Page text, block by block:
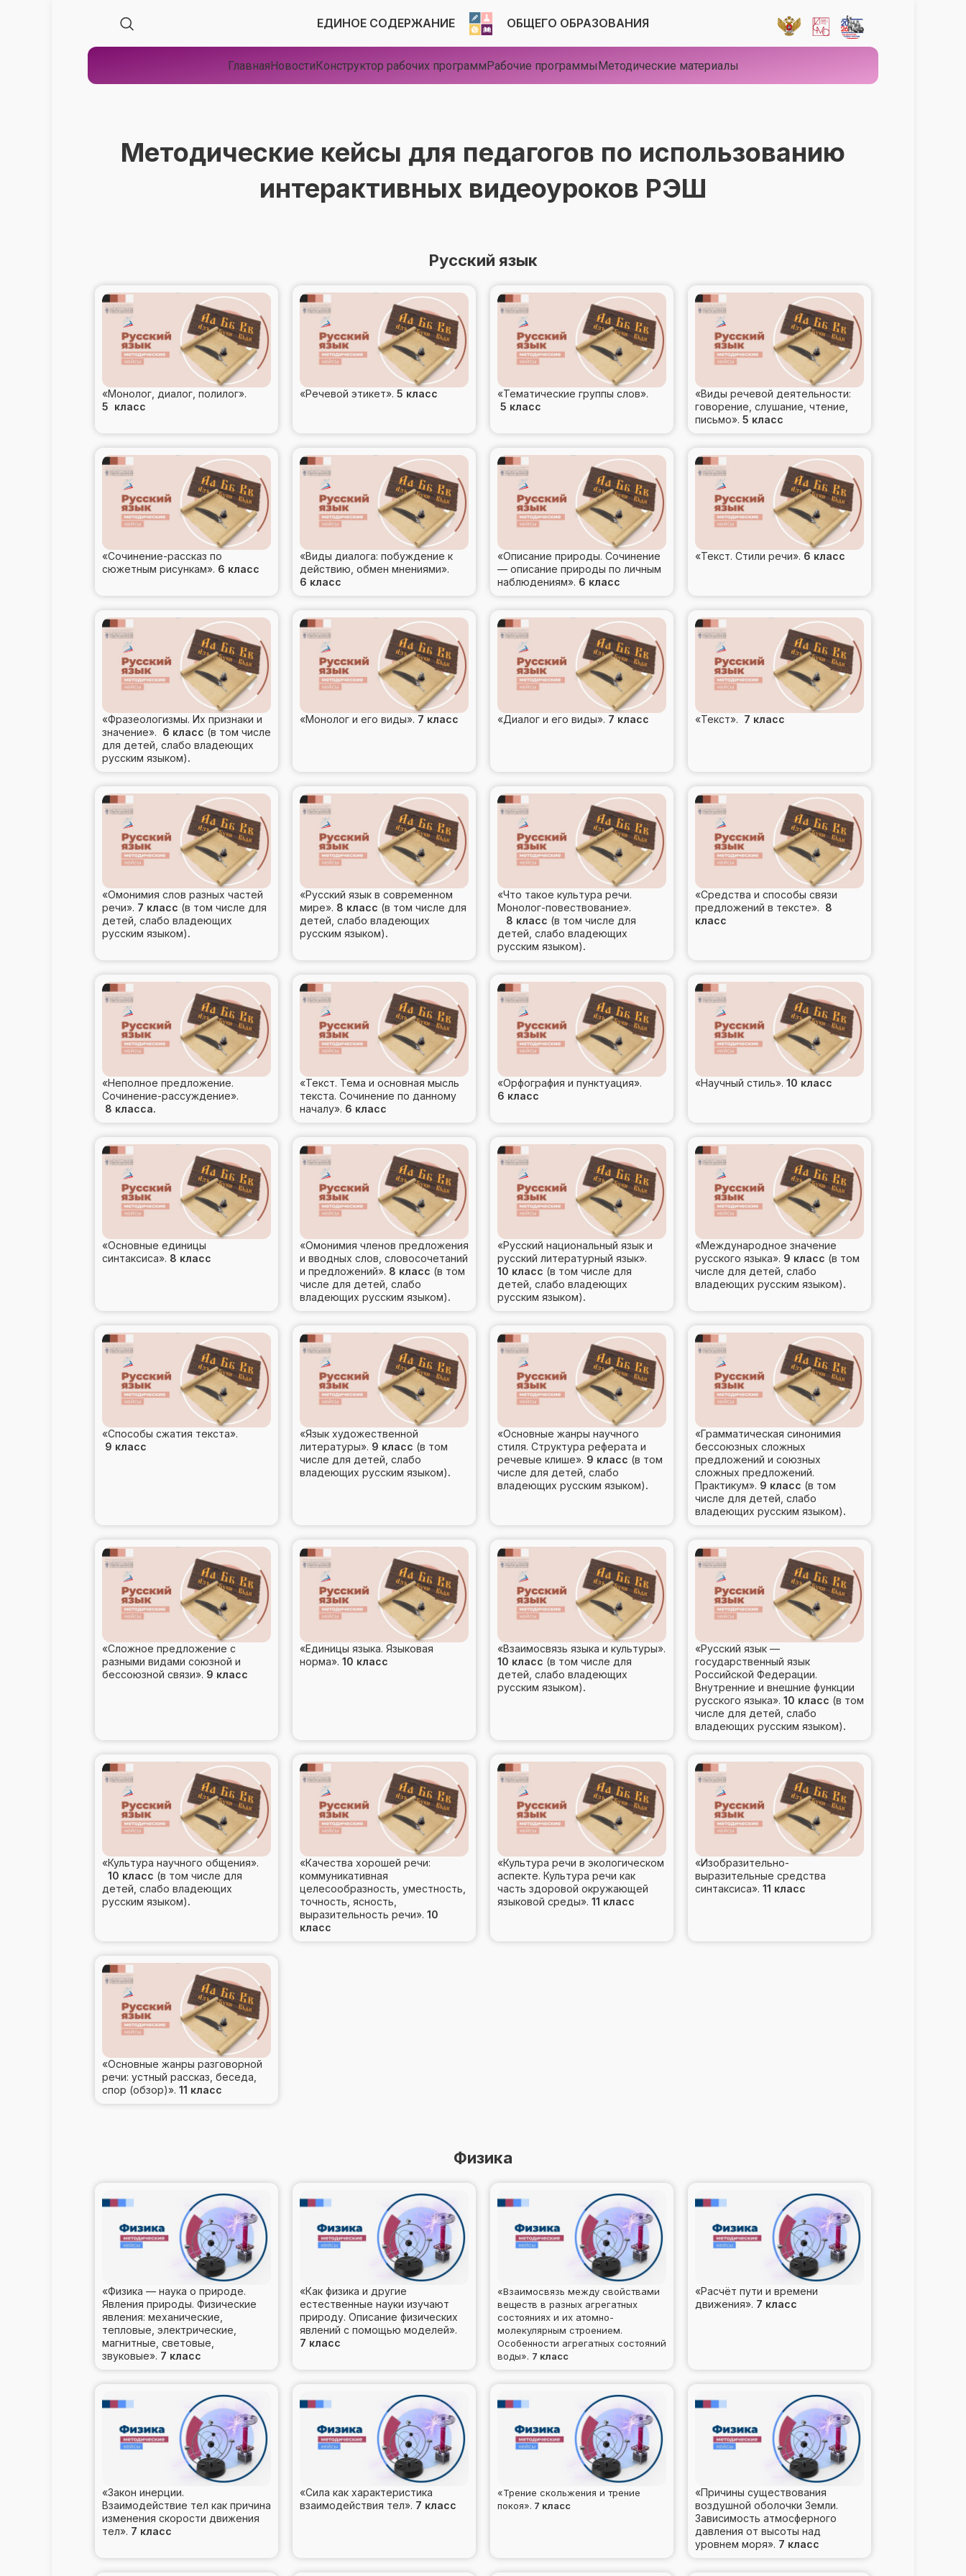
ЕДИНОЕ СОДЕРЖАНИЕ ОБЩЕГО ОБРАЗОВАНИЯ
ГлавнаяНовостиКонструктор рабочих программРабочие программыМетодические материалы
Методические кейсы для педагогов по использованию
интерактивных видеоуроков РЭШ
Русский язык
«Монолог, диалог, полилог».
5 класс
«Речевой этикет». 5 класс
«Тематические группы слов».
5 класс
«Виды речевой деятельности:
говорение, слушание, чтение,
письмо». 5 класс
«Сочинение-рассказ по
сюжетным рисункам». 6 класс
«Виды диалога: побуждение к
действию, обмен мнениями».
6 класс
«Описание природы. Сочинение
— описание природы по личным
наблюдениям». 6 класс
«Текст. Стили речи». 6 класс
«Фразеологизмы. Их признаки и
значение». 6 класс (в том числе
для детей, слабо владеющих
русским языком).
«Монолог и его виды». 7 класс «Диалог и его виды». 7 класс «Текст». 7 класс
«Омонимия слов разных частей
речи». 7 класс (в том числе для
детей, слабо владеющих
русским языком).
«Русский язык в современном
мире». 8 класс (в том числе для
детей, слабо владеющих
русским языком).
«Что такое культура речи.
Монолог-повествование».
8 класс (в том числе для
детей, слабо владеющих
русским языком).
«Средства и способы связи
предложений в тексте». 8
класс
«Неполное предложение.
Сочинение-рассуждение».
8 класса.
«Текст. Тема и основная мысль
текста. Сочинение по данному
началу». 6 класс
«Орфография и пунктуация».
6 класс
«Научный стиль». 10 класс
«Основные единицы
синтаксиса». 8 класс
«Омонимия членов предложения
и вводных слов, словосочетаний
и предложений». 8 класс (в том
числе для детей, слабо
владеющих русским языком).
«Русский национальный язык и
русский литературный язык».
10 класс (в том числе для
детей, слабо владеющих
русским языком).
«Международное значение
русского языка». 9 класс (в том
числе для детей, слабо
владеющих русским языком).
«Способы сжатия текста».
9 класс
«Язык художественной
литературы». 9 класс (в том
числе для детей, слабо
владеющих русским языком).
«Основные жанры научного
стиля. Структура реферата и
речевые клише». 9 класс (в том
числе для детей, слабо
владеющих русским языком).
«Грамматическая синонимия
бессоюзных сложных
предложений и союзных
сложных предложений.
Практикум». 9 класс (в том
числе для детей, слабо
владеющих русским языком).
«Сложное предложение с
разными видами союзной и
бессоюзной связи». 9 класс
«Единицы языка. Языковая
норма». 10 класс
«Взаимосвязь языка и культуры».
10 класс (в том числе для
детей, слабо владеющих
русским языком).
«Русский язык —
государственный язык
Российской Федерации.
Внутренние и внешние функции
русского языка». 10 класс (в том
числе для детей, слабо
владеющих русским языком).
«Культура научного общения».
10 класс (в том числе для
детей, слабо владеющих
русским языком).
«Качества хорошей речи:
коммуникативная
целесообразность, уместность,
точность, ясность,
выразительность речи». 10
класс
«Культура речи в экологическом
аспекте. Культура речи как
часть здоровой окружающей
языковой среды». 11 класс
«Изобразительно-
выразительные средства
синтаксиса». 11 класс
«Основные жанры разговорной
речи: устный рассказ, беседа,
спор (обзор)». 11 класс
Физика
«Физика — наука о природе.
Явления природы. Физические
явления: механические,
тепловые, электрические,
магнитные, световые,
звуковые». 7 класс
«Как физика и другие
естественные науки изучают
природу. Описание физических
явлений с помощью моделей».
7 класс
«Взаимосвязь между свойствами
веществ в разных агрегатных
состояниях и их атомно-
молекулярным строением.
Особенности агрегатных состояний
воды». 7 класс
«Расчёт пути и времени
движения». 7 класс
«Закон инерции.
Взаимодействие тел как причина
изменения скорости движения
тел». 7 класс
«Сила как характеристика
взаимодействия тел». 7 класс
«Трение скольжения и трение
покоя». 7 класс
«Причины существования
воздушной оболочки Земли.
Зависимость атмосферного
давления от высоты над
уровнем моря». 7 класс